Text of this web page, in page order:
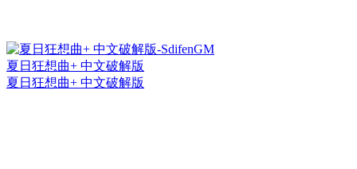
夏日狂想曲+ 中文破解版
夏日狂想曲+ 中文破解版